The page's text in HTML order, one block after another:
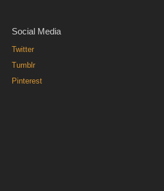
Social Media
Twitter
Tumblr
Pinterest